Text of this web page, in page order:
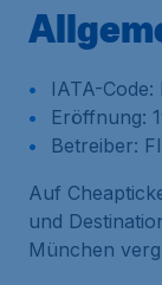
IATA-Code:
Eröffnung:
Betreiber:
Auf
und
München